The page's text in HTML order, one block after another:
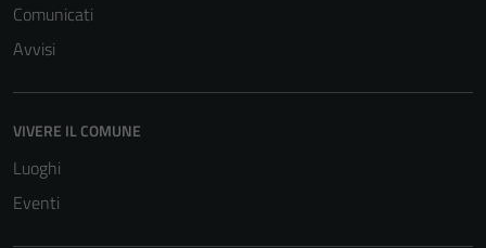
Comunicati
Avvisi
VIVERE IL COMUNE
Luoghi
Eventi